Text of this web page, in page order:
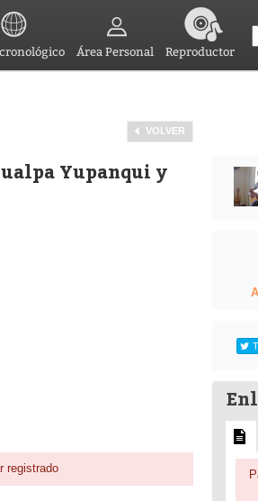
Área Personal Reproductor
VOLVER
Yupanqui y
registrado